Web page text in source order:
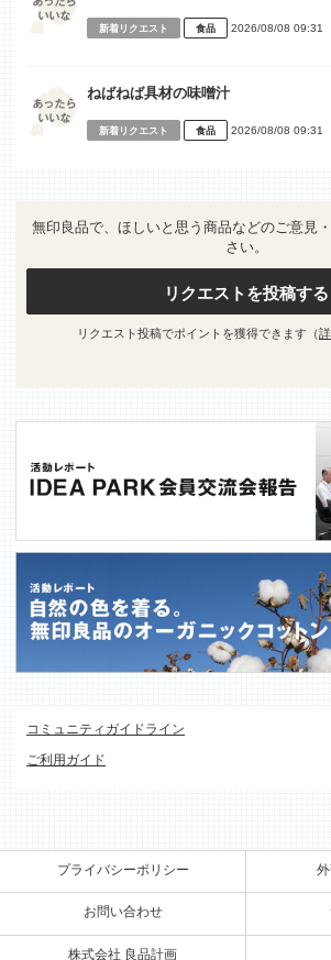
新着リクエスト 食品 2026/08/08 09:31
ねばねば具材の味噌汁
新着リクエスト 食品 2026/08/08 09:31
無印良品で、ほしいと思う商品などのご意見
さい。
リクエストを投稿する
リクエスト投稿でポイントを獲得できます（
コミュニティガイドライン
ご利用ガイド
プライバシーポリシー
お問い合わせ
株式会社 良品計画